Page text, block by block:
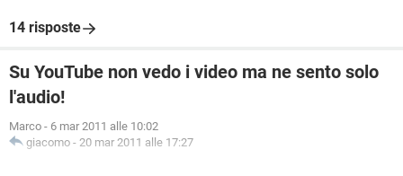
14 risposte
Su YouTube non vedo i video ma ne sento solo
l'audio!
Marco - 6 mar 2011 alle 10:02
giacomo - 20 mar 2011 alle 17:27